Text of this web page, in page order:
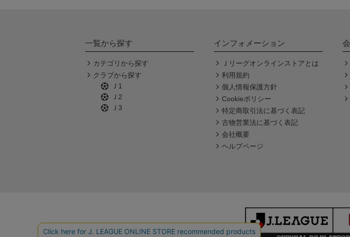
一覧から探す
カテゴリから探す
クラブから探す
Ｊ1
Ｊ2
Ｊ3
インフォメーション
Ｊリーグオンラインストアとは
利用規約
個人情報保護方針
Cookieポリシー
特定商取引法に基づく表記
古物営業法に基づく表記
会社概要
ヘルプページ